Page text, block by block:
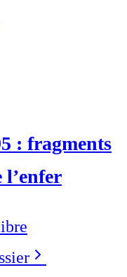
: fragments
l’enfer